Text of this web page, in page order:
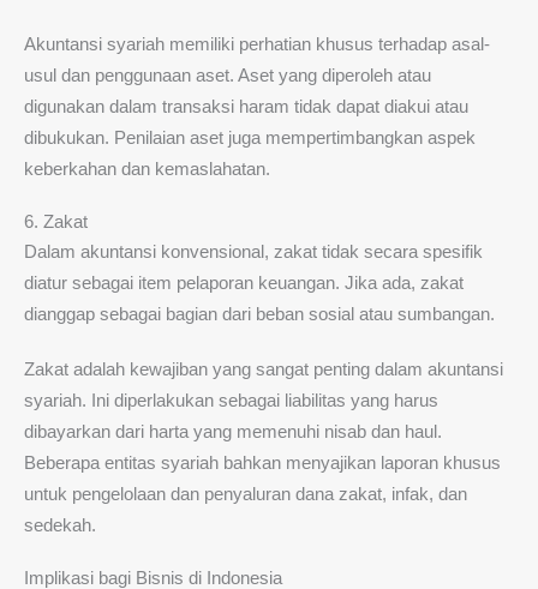
Akuntansi syariah memiliki perhatian khusus terhadap asal-
usul dan penggunaan aset. Aset yang diperoleh atau
digunakan dalam transaksi haram tidak dapat diakui atau
dibukukan. Penilaian aset juga mempertimbangkan aspek
keberkahan dan kemaslahatan.
6. Zakat
Dalam akuntansi konvensional, zakat tidak secara spesifik
diatur sebagai item pelaporan keuangan. Jika ada, zakat
dianggap sebagai bagian dari beban sosial atau sumbangan.
Zakat adalah kewajiban yang sangat penting dalam akuntansi
syariah. Ini diperlakukan sebagai liabilitas yang harus
dibayarkan dari harta yang memenuhi nisab dan haul.
Beberapa entitas syariah bahkan menyajikan laporan khusus
untuk pengelolaan dan penyaluran dana zakat, infak, dan
sedekah.
Implikasi bagi Bisnis di Indonesia